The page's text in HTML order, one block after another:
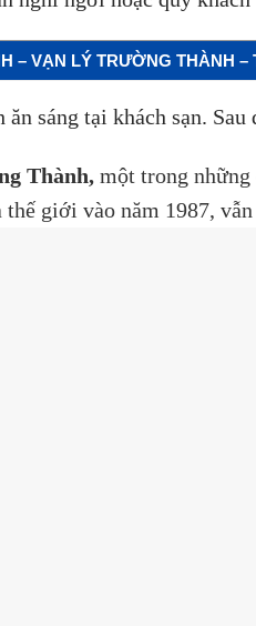
– VẠN LÝ TRƯỜNG THÀNH
ăn sáng tại khách sạn.
Thành,một trong những
thế giới vào năm 1987,